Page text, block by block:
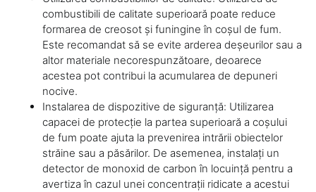
combustibili de calitate superioară poate reduce
formarea de creosot și funingine în coșul de fum.
Este recomandat să se evite arderea deșeurilor sau a
altor materiale necorespunzătoare, deoarece
acestea pot contribui la acumularea de depuneri
nocive.
Instalarea de dispozitive de siguranță: Utilizarea
capacei de protecție la partea superioară a coșului
de fum poate ajuta la prevenirea intrării obiectelor
străine sau a păsărilor. De asemenea, instalați un
detector de monoxid de carbon în locuință pentru a
avertiza în cazul unei concentrații ridicate a acestui